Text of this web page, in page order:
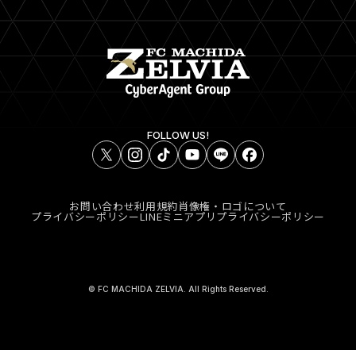
FOLLOW US!
お問い合わせ利用規約肖像権・ロゴについて
プライバシーポリシーLINEミニアプリプライバシーポリシー
© FC MACHIDA ZELVIA. All Rights Reserved.